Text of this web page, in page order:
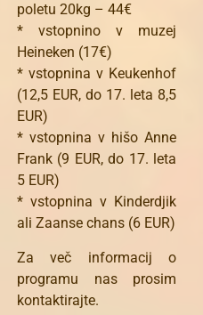
poletu 20kg – 44€
* vstopnino v muzej
Heineken (17€)
* vstopnina v Keukenhof
(12,5 EUR, do 17. leta 8,5
EUR)
* vstopnina v hišo Anne
Frank (9 EUR, do 17. leta
5 EUR)
* vstopnina v Kinderdjik
ali Zaanse chans (6 EUR)
Za več informacij o
programu nas prosim
kontaktirajte.